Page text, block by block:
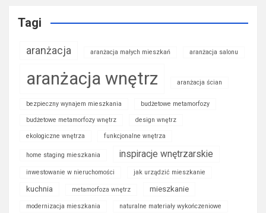
Tagi
aranżacja aranżacja małych mieszkań aranżacja salonu
aranżacja wnętrz aranżacja ścian
bezpieczny wynajem mieszkania budżetowe metamorfozy
budżetowe metamorfozy wnętrz design wnętrz
ekologiczne wnętrza funkcjonalne wnętrza
home staging mieszkania inspiracje wnętrzarskie
inwestowanie w nieruchomości jak urządzić mieszkanie
kuchnia metamorfoza wnętrz mieszkanie
modernizacja mieszkania naturalne materiały wykończeniowe